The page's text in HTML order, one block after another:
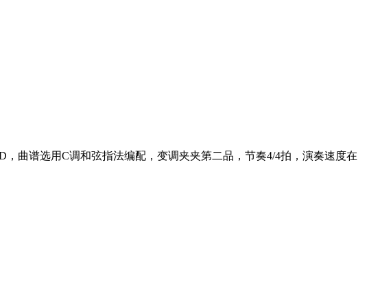
曲谱选用C调和弦指法编配，变调夹夹第二品，节奏4/4拍，演奏速度在